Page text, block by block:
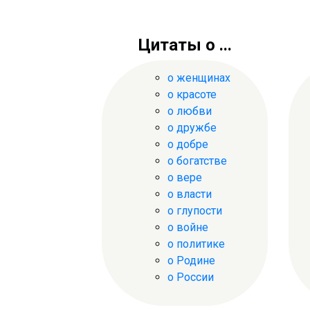
Цитаты о ...
о женщинах
о красоте
о любви
о дружбе
о добре
о богатстве
о вере
о власти
о глупости
о войне
о политике
о Родине
о России